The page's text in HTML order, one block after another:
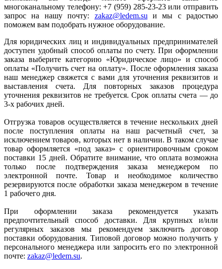
многоканальному телефону: +7 (959) 285-23-23 или отправить
запрос на нашу почту: zakaz@ledem.su и мы с радостью
поможем вам подобрать нужное оборудование.
Для юридических лиц и индивидуальных предпринимателей
доступен удобный способ оплаты по счету. При оформлении
заказа выберите категорию «Юридическое лицо» и способ
оплаты «Получить счет на оплату». После оформления заказа
наш менеджер свяжется с вами для уточнения реквизитов и
выставления счета. Для повторных заказов процедура
уточнения реквизитов не требуется. Срок оплаты счета — до
3-х рабочих дней.
Отгрузка товаров осуществляется в течение нескольких дней
после поступления оплаты на наш расчетный счет, за
исключением товаров, которых нет в наличии. В таком случае
товар оформляется «под заказ» с ориентировочным сроком
поставки 15 дней. Обратите внимание, что оплата возможна
только после подтверждения заказа менеджером по
электронной почте. Товар и необходимое количество
резервируются после обработки заказа менеджером в течение
1 рабочего дня.
При оформлении заказа рекомендуется указать
предпочтительный способ доставки. Для крупных и/или
регулярных заказов мы рекомендуем заключить договор
поставки оборудования. Типовой договор можно получить у
персонального менеджера или запросить его по электронной
почте: zakaz@ledem.su.